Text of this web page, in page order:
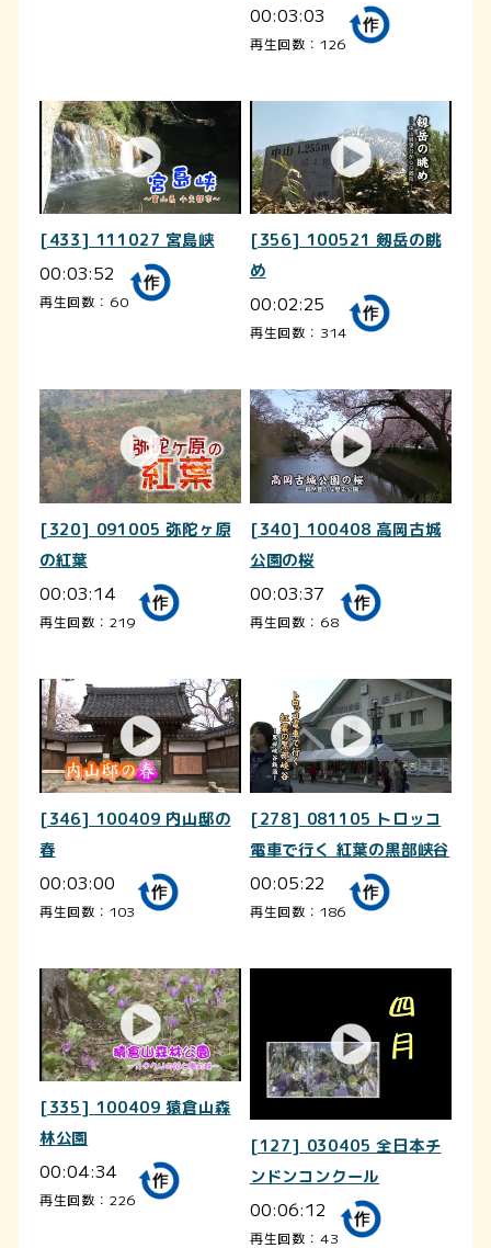
00:03:03
再生回数：126
[433] 111027 宮島峡
00:03:52
再生回数：60
[356] 100521 剱岳の眺
め
00:02:25
再生回数：314
[320] 091005 弥陀ヶ原
の紅葉
00:03:14
再生回数：219
[340] 100408 高岡古城
公園の桜
00:03:37
再生回数：68
[346] 100409 内山邸の
春
00:03:00
再生回数：103
[278] 081105 トロッコ
電車で行く 紅葉の黒部峡谷
00:05:22
再生回数：186
[335] 100409 猿倉山森
林公園
00:04:34
再生回数：226
[127] 030405 全日本チ
ンドンコンクール
00:06:12
再生回数：43